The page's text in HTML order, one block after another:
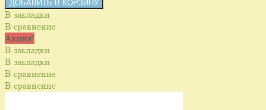
В закладки
В сравнение
Акция!
В закладки
В закладки
В сравнение
В сравнение